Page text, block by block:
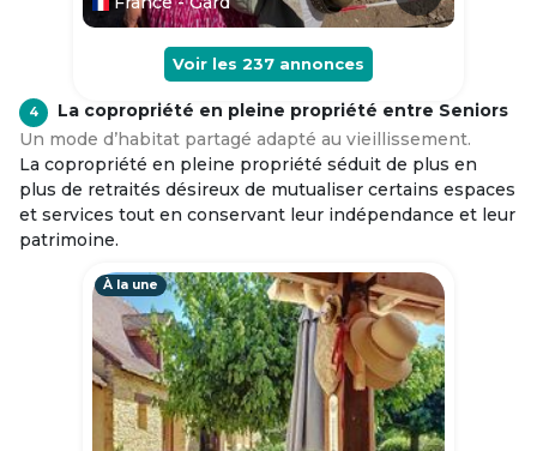
Voir les 237 annonces
4
La copropriété en pleine propriété entre Seniors
Un mode d’habitat partagé adapté au vieillissement.
La copropriété en pleine propriété séduit de plus en
plus de retraités désireux de mutualiser certains espaces
et services tout en conservant leur indépendance et leur
patrimoine.
À la une